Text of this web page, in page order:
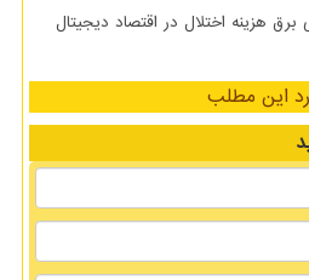
برق هزینه اختلال در اقتصاد دیجیتال
این مطلب